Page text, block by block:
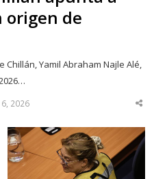
origen de
Yamil Abraham Najle Alé,
2026